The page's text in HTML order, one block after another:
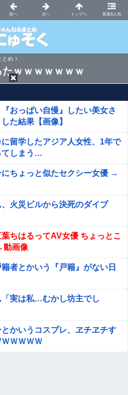
新着&人気
めニュース速報VIP
とめ
たｗｗｗｗｗｗｗ
『おっぱい自慢』したい美女さ
た結果【画像】
に留学したアジア人女性、1年で
てしまう…
にちょっと似たセクシー女優 →
、火災ビルから決死のダイブ
葉ちはるってAV女優 ちょっとこ
動画像
籍者とかいう『戸籍』がない日
「実は私…むかし坊主でし
とかいうコスプレ、ヱチヱチす
ＷＷＷＷ